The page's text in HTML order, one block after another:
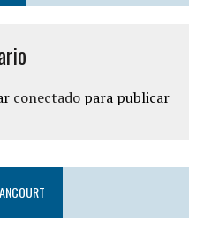
conectadopara publicar